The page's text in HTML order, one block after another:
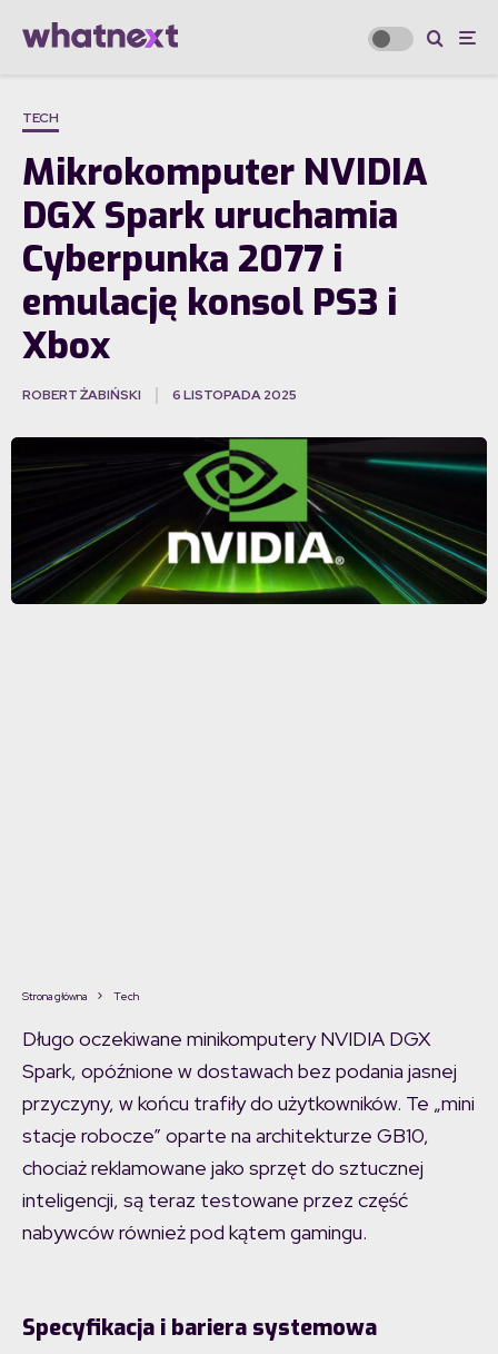
TECH
Mikrokomputer NVIDIA
DGX Spark uruchamia
Cyberpunka 2077 i
emulację konsol PS3 i
Xbox
ROBERT ŻABIŃSKI 6 LISTOPADA 2025
Strona główna Tech
Długo oczekiwane minikomputery NVIDIA DGX
Spark, opóźnione w dostawach bez podania jasnej
przyczyny, w końcu trafiły do użytkowników. Te „mini
stacje robocze” oparte na architekturze GB10,
chociaż reklamowane jako sprzęt do sztucznej
inteligencji, są teraz testowane przez część
nabywców również pod kątem gamingu.
Specyfikacja i bariera systemowa